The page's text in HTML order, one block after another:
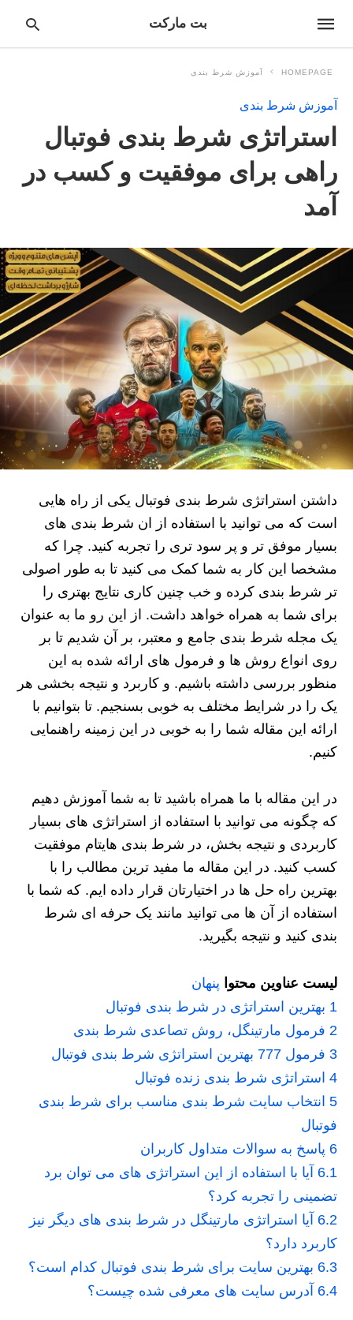
بت مارکت
HOMEPAGE آموزش شرط بندی
آموزش شرط بندی
استراتژی شرط بندی فوتبال
راهی برای موفقیت و کسب در
آمد
داشتن استراتژی شرط بندی فوتبال یکی از راه هایی
است که می توانید با استفاده از ان شرط بندی های
بسیار موفق تر و پر سود تری را تجربه کنید. چرا که
مشخصا این کار به شما کمک می کنید تا به طور اصولی
تر شرط بندی کرده و خب چنین کاری نتایج بهتری را
برای شما به همراه خواهد داشت. از این رو ما به عنوان
یک مجله شرط بندی جامع و معتبر، بر آن شدیم تا بر
روی انواع روش ها و فرمول های ارائه شده به این
منظور بررسی داشته باشیم. و کاربرد و نتیجه بخشی هر
یک را در شرایط مختلف به خوبی بسنجیم. تا بتوانیم با
ارائه این مقاله شما را به خوبی در این زمینه راهنمایی
کنیم.
در این مقاله با ما همراه باشید تا به شما آموزش دهیم
که چگونه می توانید با استفاده از استراتژی های بسیار
کاربردی و نتیجه بخش، در شرط بندی هایتام موفقیت
کسب کنید. در این مقاله ما مفید ترین مطالب را با
بهترین راه حل ها در اختیارتان قرار داده ایم. که شما با
استفاده از آن ها می توانید مانند یک حرفه ای شرط
بندی کنید و نتیجه بگیرید.
لیست عناوین محتوا پنهان
1 بهترین استراتژی در شرط بندی فوتبال
2 فرمول مارتینگل، روش تصاعدی شرط بندی
3 فرمول 777 بهترین استراتژی شرط بندی فوتبال
4 استراتژی شرط بندی زنده فوتبال
5 انتخاب سایت شرط بندی مناسب برای شرط بندی
فوتبال
6 پاسخ به سوالات متداول کاربران
6.1 آیا با استفاده از این استراتژی های می توان برد
تضمینی را تجربه کرد؟
6.2 آیا استراتژی مارتینگل در شرط بندی های دیگر نیز
کاربرد دارد؟
6.3 بهترین سایت برای شرط بندی فوتبال کدام است؟
6.4 آدرس سایت های معرفی شده چیست؟